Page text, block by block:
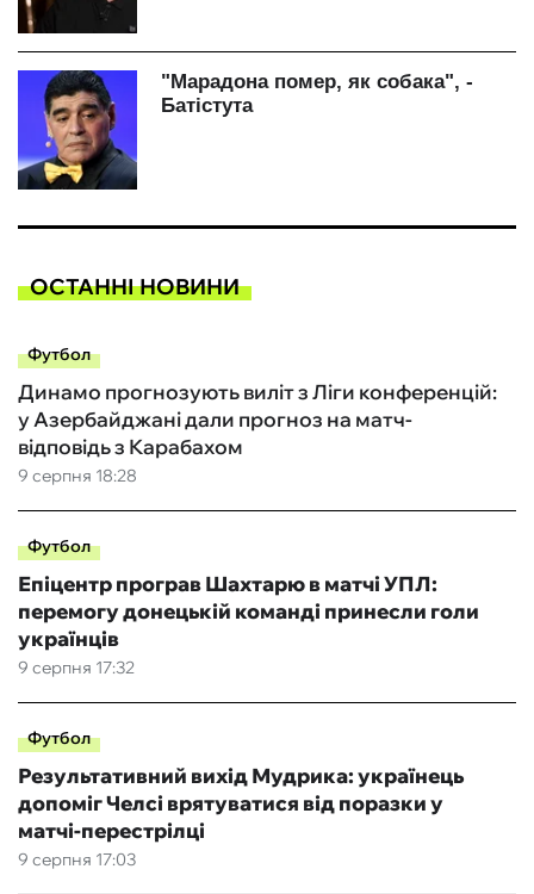
ОСТАННІ НОВИНИ
Футбол
9 серпня 18:28
Динамо прогнозують виліт з Ліги конференцій:
у Азербайджані дали прогноз на матч-
відповідь з Карабахом
Футбол
9 серпня 17:32
Епіцентр програв Шахтарю в матчі УПЛ:
перемогу донецькій команді принесли голи
українців
Футбол
9 серпня 17:03
Результативний вихід Мудрика: українець
допоміг Челсі врятуватися від поразки у
матчі-перестрілці